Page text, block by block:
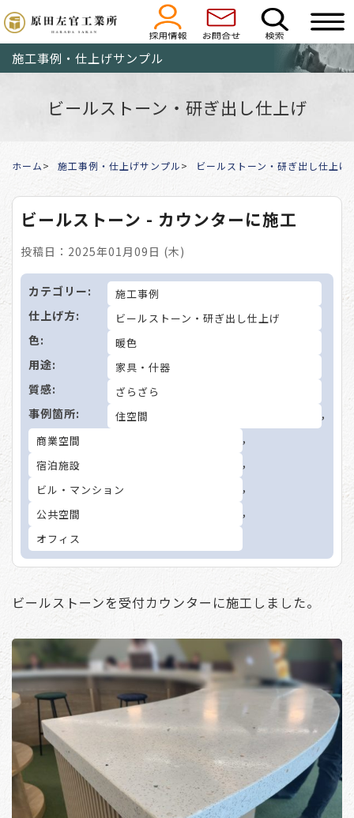
施工事例・仕上げサンプル
ビールストーン・研ぎ出し仕上げ
ホーム 施工事例・仕上げサンプル ビールストーン・研ぎ出し仕上げ
ビールストーン - カウンターに施工
投稿日：2025年01月09日 (木)
カテゴリー: 施工事例
仕上げ方: ビールストーン・研ぎ出し仕上げ
色: 暖色
用途: 家具・什器
質感: ざらざら
事例箇所: 住空間 ,
商業空間 ,
宿泊施設 ,
ビル・マンション ,
公共空間 ,
オフィス
ビールストーンを受付カウンターに施工しました。